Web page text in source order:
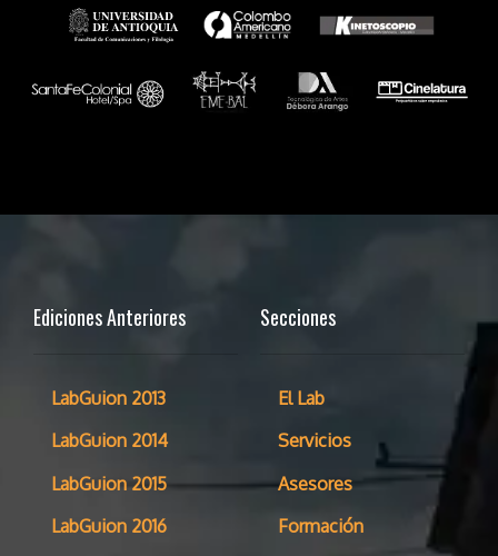
Ediciones Anteriores
LabGuion 2013
LabGuion 2014
LabGuion 2015
LabGuion 2016
Secciones
El Lab
Servicios
Asesores
Formación